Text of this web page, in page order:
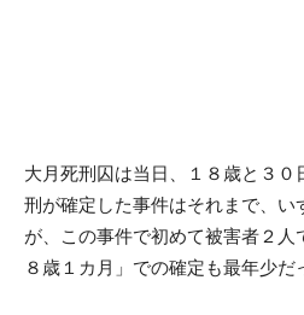
大月死刑囚は当日、１８歳と３
刑が確定した事件はそれまで、い
が、この事件で初めて被害者２人
８歳１カ月」での確定も最年少だ